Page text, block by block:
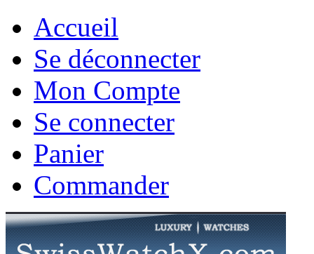
Accueil
Se déconnecter
Mon Compte
Se connecter
Panier
Commander